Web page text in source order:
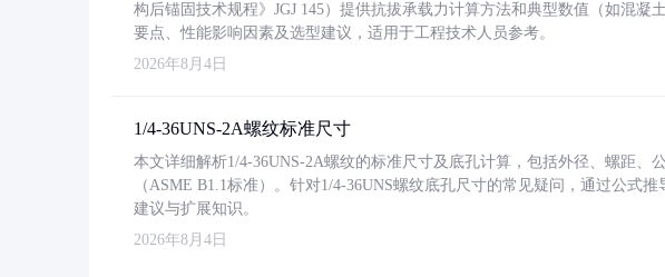
构后锚固技术规程》JGJ 145）提供抗拔承载力计算方法和典型数值（如混凝
要点、性能影响因素及选型建议，适用于工程技术人员参考。
2026年8月4日
1/4-36UNS-2A螺纹标准尺寸
本文详细解析1/4-36UNS-2A螺纹的标准尺寸及底孔计算，包括外径、螺距、
（ASME B1.1标准）。针对1/4-36UNS螺纹底孔尺寸的常见疑问，通过公式
建议与扩展知识。
2026年8月4日